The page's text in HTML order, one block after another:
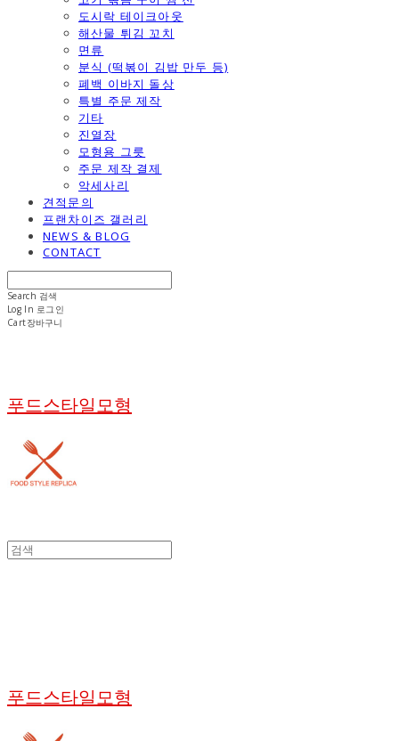
도시락 테이크아웃
해산물 튀김 꼬치
면류
분식 (떡볶이 김밥 만두 등)
폐백 이바지 돌상
특별 주문 제작
기타
진열장
모형용 그릇
주문 제작 결제
악세사리
견적문의
프랜차이즈 갤러리
NEWS & BLOG
CONTACT
Search 검색
Log In 로그인
Cart장바구니
푸드스타일모형
푸드스타일모형